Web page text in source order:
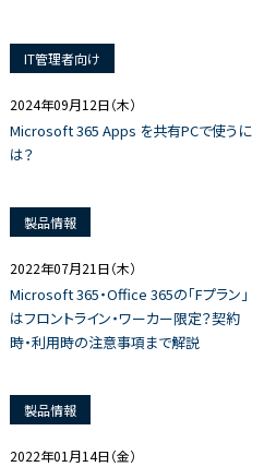
IT管理者向け
2024年09月12日（木）
Microsoft 365 Apps を共有PCで使うに
は？
製品情報
2022年07月21日（木）
Microsoft 365・Office 365の「Fプラン」
はフロントライン・ワーカー限定？契約
時・利用時の注意事項まで解説
製品情報
2022年01月14日（金）